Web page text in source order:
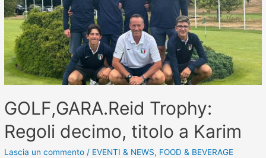
GOLF,GARA.Reid Trophy:
Regoli decimo, titolo a Karim
Lascia un commento / EVENTI & NEWS, FOOD & BEVERAGE